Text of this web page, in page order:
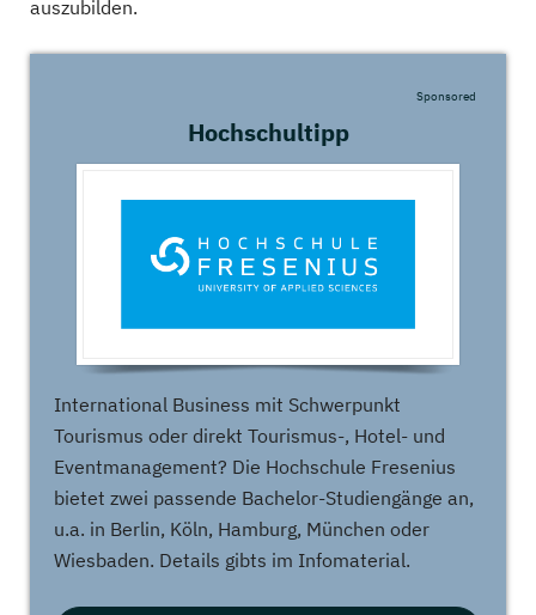
auszubilden.
Hochschultipp
Sponsored
International Business mit Schwerpunkt
Tourismus oder direkt Tourismus-, Hotel- und
Eventmanagement? Die Hochschule Fresenius
bietet zwei passende Bachelor-Studiengänge an,
u.a. in Berlin, Köln, Hamburg, München oder
Wiesbaden. Details gibts im Infomaterial.